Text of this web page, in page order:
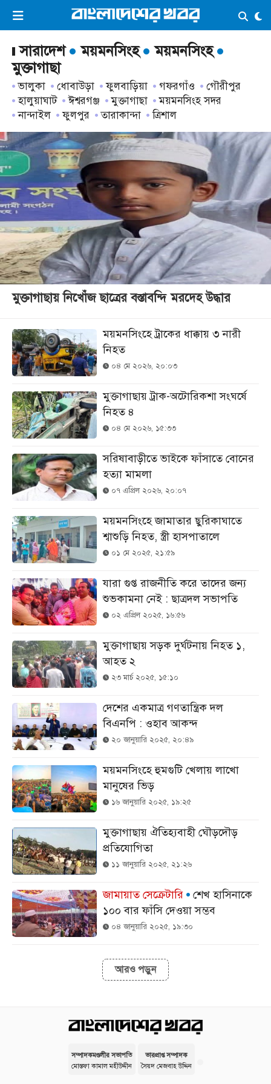
ভিডিও ই-পেপার লগইন ×
প্রচ্ছদ
সর্বশেষ
সব বিভাগ
আর্কাইভ
কনভার্টার
সারাদেশ ময়মনসিংহ
ময়মনসিংহ
মুক্তাগাছা
ভালুকা ধোবাউড়া ফুলবাড়িয়া গফরগাঁও
গৌরীপুর
হালুয়াঘাট
ঈশ্বরগঞ্জ মুক্তাগাছা
ময়মনসিংহ সদর
নান্দাইল
ফুলপুর তারাকান্দা ত্রিশাল
মুক্তাগাছায় নিখোঁজ ছাত্রের বস্তাবন্দি মরদেহ উদ্ধার
ময়মনসিংহে ট্রাকের ধাক্কায় ৩ নারী
নিহত
০৪ মে ২০২৬, ২০:০৩
মুক্তাগাছায় ট্রাক-অটোরিকশা সংঘর্ষে
নিহত ৪
০৪ মে ২০২৬, ১৫:৩৩
সরিষাবাড়ীতে ভাইকে ফাঁসাতে বোনের
হত্যা মামলা
০৭ এপ্রিল ২০২৬, ২০:০৭
ময়মনসিংহে জামাতার ছুরিকাঘাতে
শ্বাশুড়ি নিহত, স্ত্রী হাসপাতালে
০১ মে ২০২৫, ২১:৫৯
যারা গুপ্ত রাজনীতি করে তাদের জন্য
শুভকামনা নেই : ছাত্রদল সভাপতি
০২ এপ্রিল ২০২৫, ১৬:৫৬
মুক্তাগাছায় সড়ক দুর্ঘটনায় নিহত ১,
আহত ২
২৩ মার্চ ২০২৫, ১৫:১০
দেশের একমাত্র গণতান্ত্রিক দল
বিএনপি : ওহাব আকন্দ
২০ জানুয়ারি ২০২৫, ২০:৪৯
ময়মনসিংহে হুমগুটি খেলায় লাখো
মানুষের ভিড়
১৬ জানুয়ারি ২০২৫, ১৯:২৫
মুক্তাগাছায় ঐতিহ্যবাহী ঘৌড়দৌড়
প্রতিযোগিতা
১১ জানুয়ারি ২০২৫, ২১:২৬
জামায়াত সেক্রেটারি
শেখ হাসিনাকে
১০০ বার ফাঁসি দেওয়া সম্ভব
০৪ জানুয়ারি ২০২৫, ১৯:৩০
আরও পড়ুন
সম্পাদকমণ্ডলীর সভাপতি
মোস্তফা কামাল মহীউদ্দীন
ভারপ্রাপ্ত সম্পাদক
সৈয়দ মেজবাহ উদ্দিন